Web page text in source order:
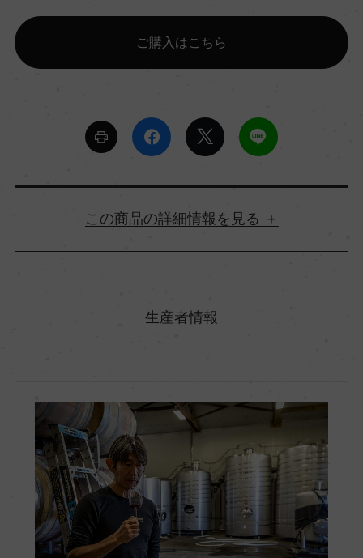
ご購入はこちら
詳細情報
地区名
カンタベリー
生産者情報